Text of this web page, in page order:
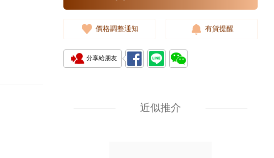
價格調整通知 有貨提醒
分享給朋友
近似推介
94,500.00